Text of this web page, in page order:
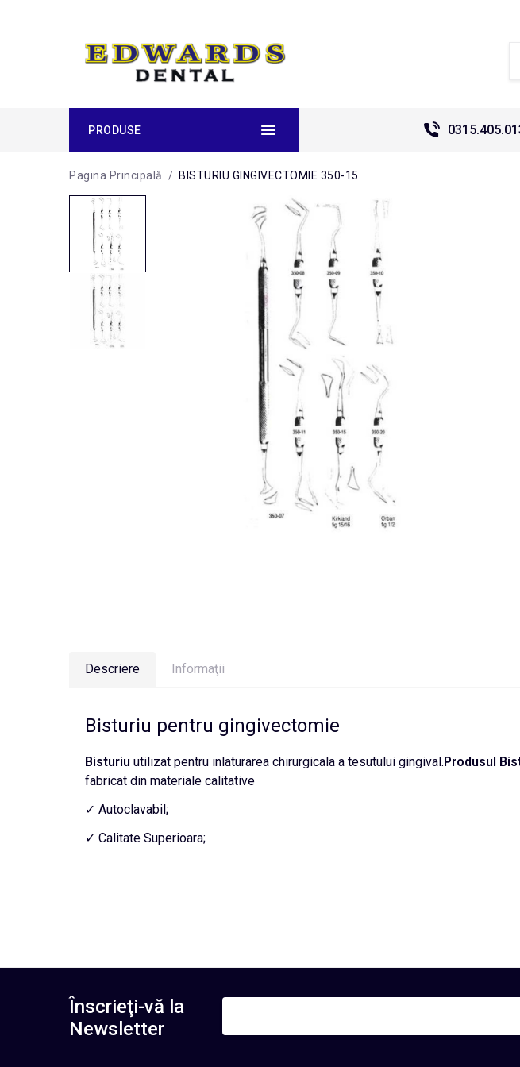
PRODUSE
Pagina Principală / BISTURIU GINGIVECTOMIE 350-15
Descriere Informaţii
Bisturiu pentru gingivectomie
Bisturiu utilizat pentru inlaturarea chirurgicala a tesutului gingival.Produsul
fabricat din materiale calitative
✓ Autoclavabil;
✓ Calitate Superioara;
Înscrieţi-vă la
Newsletter